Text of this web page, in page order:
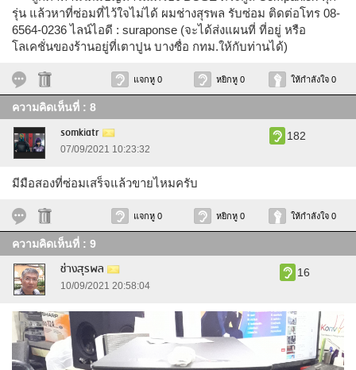
รุ่น แล้วหาที่ซ่อมที่ไว้ใจไม่ได้ ผมช่างสุรพล รับซ่อม ติดต่อโทร 08-
6564-0236 ไลน์ไอดี : suraponse (จะได้ส่งแผนที่ ที่อยู่ หรือ
โลเคชั่นของร้านอยู่ที่เตาปูน บางซื่อ กทม.ให้กับท่านได้)
แจกหู 0 หยิกหู 0 ให้กำลังใจ 0
ความคิดเห็นที่ : 8
somkiatr
07/09/2021 10:23:32
182
มีมือสองที่ซ่อมเสร็จแล้วขายไหมครับ
แจกหู 0 หยิกหู 0 ให้กำลังใจ 0
ความคิดเห็นที่ : 9
ช่างสุรพล
10/09/2021 20:58:04
16